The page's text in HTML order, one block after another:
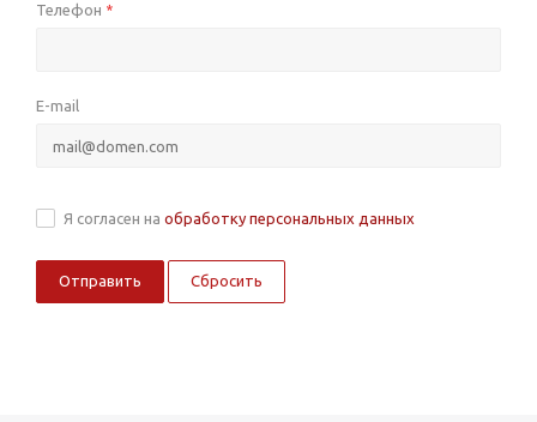
Телефон *
E-mail
Я согласен на обработку персональных данных
Сбросить